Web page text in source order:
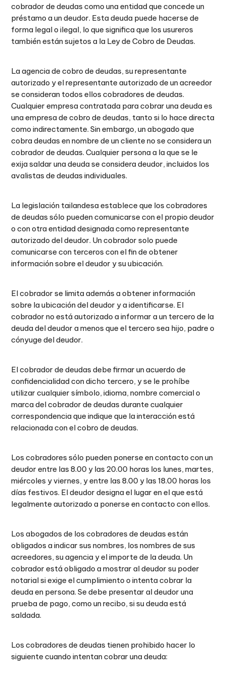
cobrador de deudas como una entidad que concede un
préstamo a un deudor. Esta deuda puede hacerse de
forma legal o ilegal, lo que significa que los usureros
también están sujetos a la Ley de Cobro de Deudas.
La agencia de cobro de deudas, su representante
autorizado y el representante autorizado de un acreedor
se consideran todos ellos cobradores de deudas.
Cualquier empresa contratada para cobrar una deuda es
una empresa de cobro de deudas, tanto si lo hace directa
como indirectamente. Sin embargo, un abogado que
cobra deudas en nombre de un cliente no se considera un
cobrador de deudas. Cualquier persona a la que se le
exija saldar una deuda se considera deudor, incluidos los
avalistas de deudas individuales.
La legislación tailandesa establece que los cobradores
de deudas sólo pueden comunicarse con el propio deudor
o con otra entidad designada como representante
autorizado del deudor. Un cobrador solo puede
comunicarse con terceros con el fin de obtener
información sobre el deudor y su ubicación.
El cobrador se limita además a obtener información
sobre la ubicación del deudor y a identificarse. El
cobrador no está autorizado a informar a un tercero de la
deuda del deudor a menos que el tercero sea hijo, padre o
cónyuge del deudor.
El cobrador de deudas debe firmar un acuerdo de
confidencialidad con dicho tercero, y se le prohíbe
utilizar cualquier símbolo, idioma, nombre comercial o
marca del cobrador de deudas durante cualquier
correspondencia que indique que la interacción está
relacionada con el cobro de deudas.
Los cobradores sólo pueden ponerse en contacto con un
deudor entre las 8.00 y las 20.00 horas los lunes, martes,
miércoles y viernes, y entre las 8.00 y las 18.00 horas los
días festivos. El deudor designa el lugar en el que está
legalmente autorizado a ponerse en contacto con ellos.
Los abogados de los cobradores de deudas están
obligados a indicar sus nombres, los nombres de sus
acreedores, su agencia y el importe de la deuda. Un
cobrador está obligado a mostrar al deudor su poder
notarial si exige el cumplimiento o intenta cobrar la
deuda en persona. Se debe presentar al deudor una
prueba de pago, como un recibo, si su deuda está
saldada.
Los cobradores de deudas tienen prohibido hacer lo
siguiente cuando intentan cobrar una deuda: